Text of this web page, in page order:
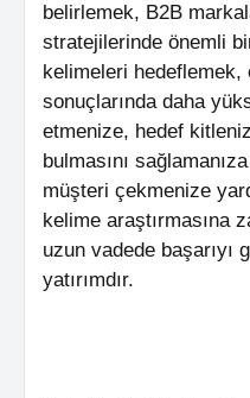
belirlemek, B2B
stratejilerinde önemli
kelimeleri hedeflemek,
sonuçlarında daha
etmenize, hedef
bulmasını
müşteri çekmenize
kelime araştırmasına
uzun vadede başarıyı
yatırımdır.